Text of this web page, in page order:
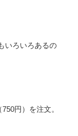
いろいろあるの
円）を注文。